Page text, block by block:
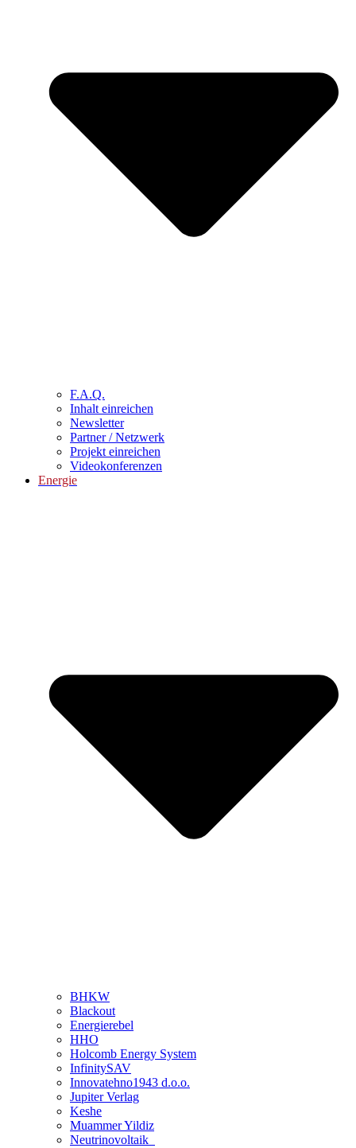
F.A.Q.
Inhalt einreichen
Newsletter
Partner / Netzwerk
Projekt einreichen
Videokonferenzen
Energie
BHKW
Blackout
Energierebel
HHO
Holcomb Energy System
InfinitySAV
Innovatehno1943 d.o.o.
Jupiter Verlag
Keshe
Muammer Yildiz
Neutrinovoltaik